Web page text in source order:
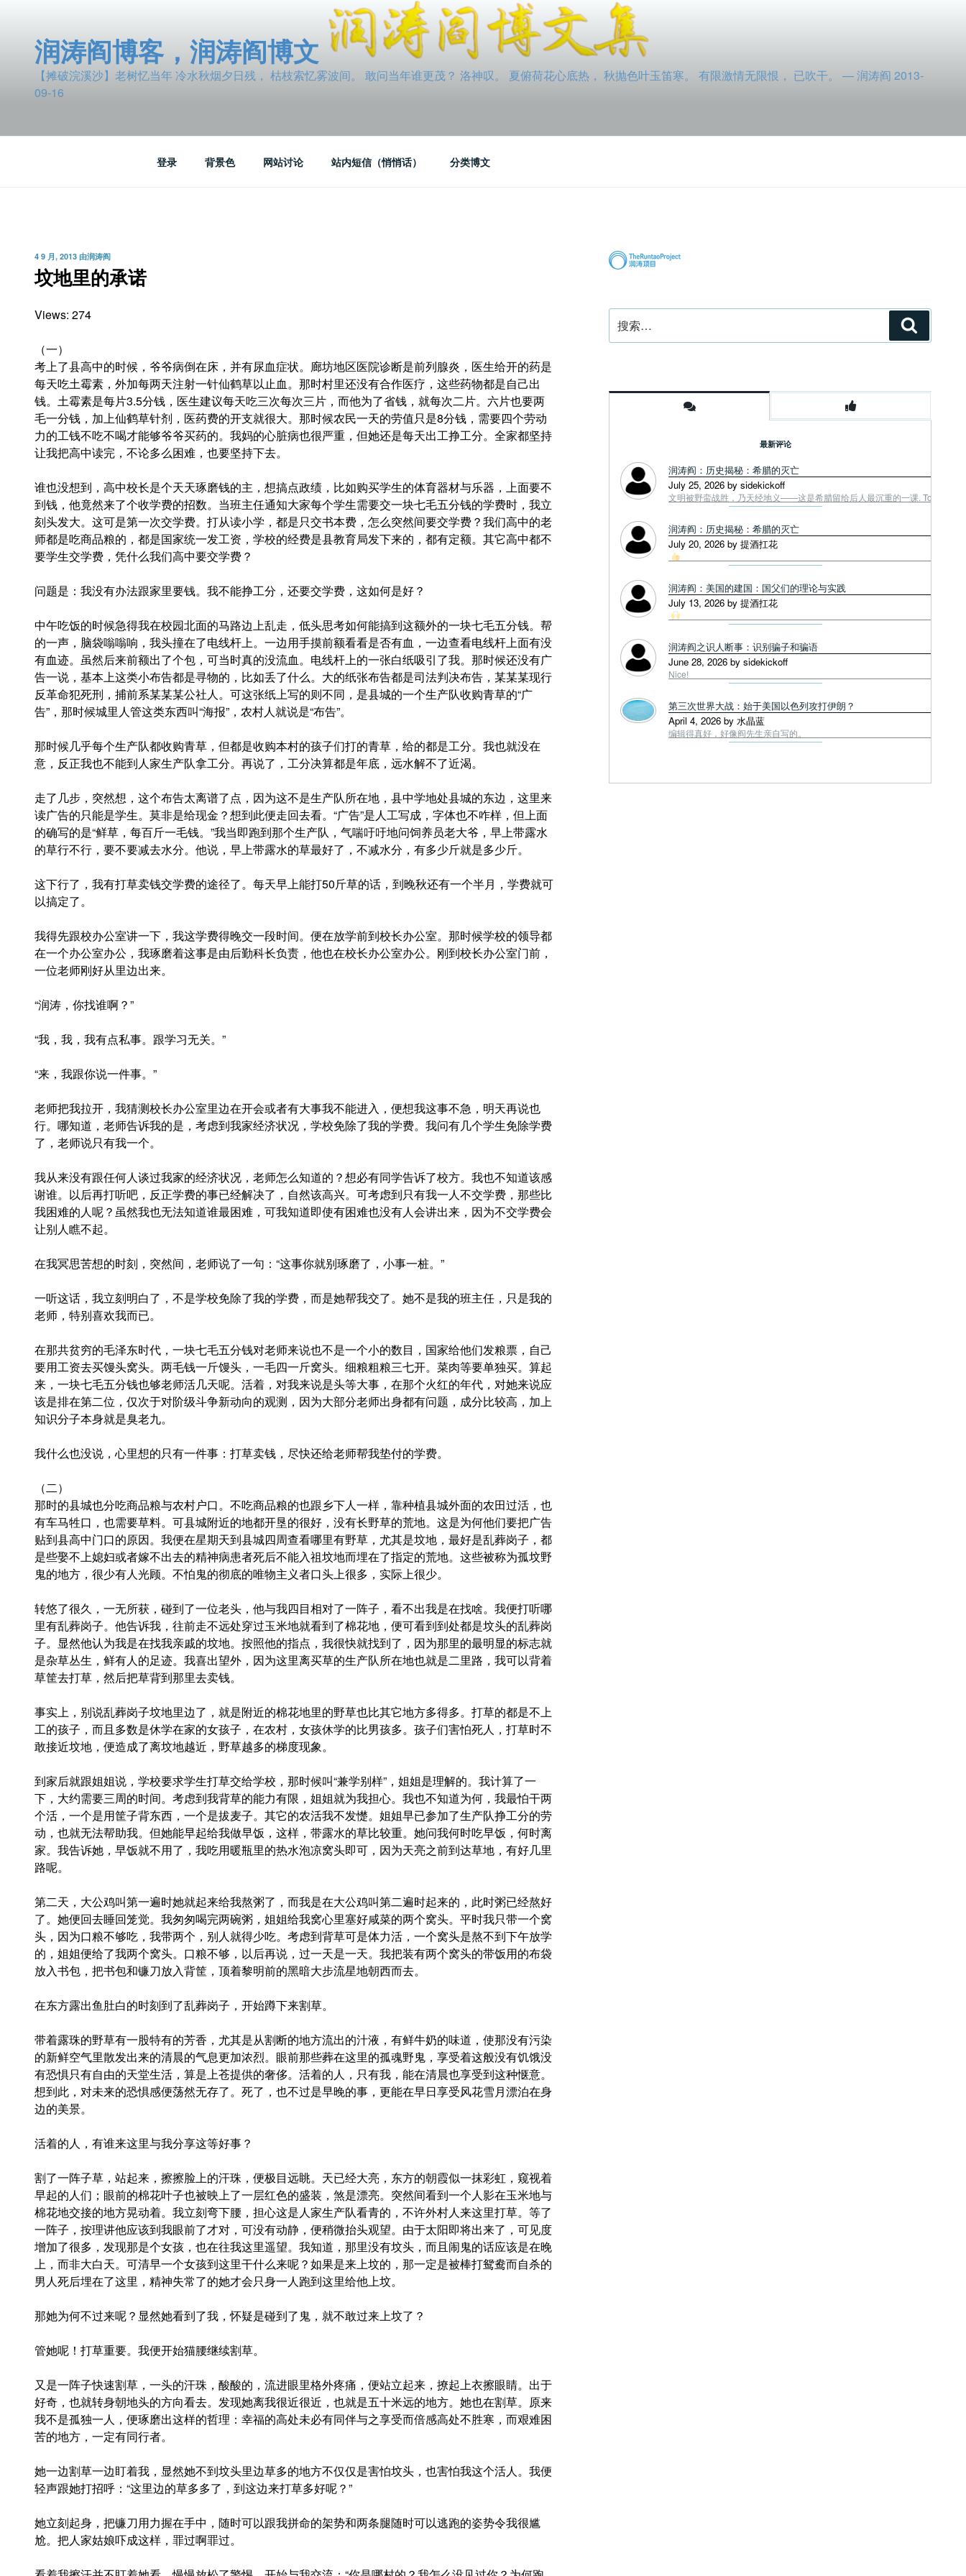
润涛阎博客，润涛阎博文
【摊破浣溪沙】老树忆当年 冷水秋烟夕日残， 枯枝索忆雾波间。 敢问当年谁更茂？ 洛神叹。 夏俯荷花心底热， 秋抛色叶玉笛寒。 有限激情无限恨， 已吹干。 — 润涛阎 2013-
09-16
登录 背景色 网站讨论 站内短信（悄悄话） 分类博文
发
布
于
4 9 月, 2013 由润涛阎
坟地里的承诺
Views: 274
（一）
考上了县高中的时候，爷爷病倒在床，并有尿血症状。廊坊地区医院诊断是前列腺炎，医生给开的药是
每天吃土霉素，外加每两天注射一针仙鹤草以止血。那时村里还没有合作医疗，这些药物都是自己出
钱。土霉素是每片3.5分钱，医生建议每天吃三次每次三片，而他为了省钱，就每次二片。六片也要两
毛一分钱，加上仙鹤草针剂，医药费的开支就很大。那时候农民一天的劳值只是8分钱，需要四个劳动
力的工钱不吃不喝才能够爷爷买药的。我妈的心脏病也很严重，但她还是每天出工挣工分。全家都坚持
让我把高中读完，不论多么困难，也要坚持下去。
谁也没想到，高中校长是个天天琢磨钱的主，想搞点政绩，比如购买学生的体育器材与乐器，上面要不
到钱，他竟然来了个收学费的招数。当班主任通知大家每个学生需要交一块七毛五分钱的学费时，我立
刻头发大。这可是第一次交学费。打从读小学，都是只交书本费，怎么突然间要交学费？我们高中的老
师都是吃商品粮的，都是国家统一发工资，学校的经费是县教育局发下来的，都有定额。其它高中都不
要学生交学费，凭什么我们高中要交学费？
问题是：我没有办法跟家里要钱。我不能挣工分，还要交学费，这如何是好？
中午吃饭的时候急得我在校园北面的马路边上乱走，低头思考如何能搞到这额外的一块七毛五分钱。帮
的一声，脑袋嗡嗡响，我头撞在了电线杆上。一边用手摸前额看看是否有血，一边查看电线杆上面有没
有血迹。虽然后来前额出了个包，可当时真的没流血。电线杆上的一张白纸吸引了我。那时候还没有广
告一说，基本上这类小布告都是寻物的，比如丢了什么。大的纸张布告都是司法判决布告，某某某现行
反革命犯死刑，捕前系某某某公社人。可这张纸上写的则不同，是县城的一个生产队收购青草的“广
告”，那时候城里人管这类东西叫“海报”，农村人就说是“布告”。
那时候几乎每个生产队都收购青草，但都是收购本村的孩子们打的青草，给的都是工分。我也就没在
意，反正我也不能到人家生产队拿工分。再说了，工分决算都是年底，远水解不了近渴。
走了几步，突然想，这个布告太离谱了点，因为这不是生产队所在地，县中学地处县城的东边，这里来
读广告的只能是学生。莫非是给现金？想到此便走回去看。“广告”是人工写成，字体也不咋样，但上面
的确写的是“鲜草，每百斤一毛钱。”我当即跑到那个生产队，气喘吁吁地问饲养员老大爷，早上带露水
的草行不行，要不要减去水分。他说，早上带露水的草最好了，不减水分，有多少斤就是多少斤。
这下行了，我有打草卖钱交学费的途径了。每天早上能打50斤草的话，到晚秋还有一个半月，学费就可
以搞定了。
我得先跟校办公室讲一下，我这学费得晚交一段时间。便在放学前到校长办公室。那时候学校的领导都
在一个办公室办公，我琢磨着这事是由后勤科长负责，他也在校长办公室办公。刚到校长办公室门前，
一位老师刚好从里边出来。
“润涛，你找谁啊？”
“我，我，我有点私事。跟学习无关。”
“来，我跟你说一件事。”
老师把我拉开，我猜测校长办公室里边在开会或者有大事我不能进入，便想我这事不急，明天再说也
行。哪知道，老师告诉我的是，考虑到我家经济状况，学校免除了我的学费。我问有几个学生免除学费
了，老师说只有我一个。
我从来没有跟任何人谈过我家的经济状况，老师怎么知道的？想必有同学告诉了校方。我也不知道该感
谢谁。以后再打听吧，反正学费的事已经解决了，自然该高兴。可考虑到只有我一人不交学费，那些比
我困难的人呢？虽然我也无法知道谁最困难，可我知道即使有困难也没有人会讲出来，因为不交学费会
让别人瞧不起。
在我冥思苦想的时刻，突然间，老师说了一句：“这事你就别琢磨了，小事一桩。”
一听这话，我立刻明白了，不是学校免除了我的学费，而是她帮我交了。她不是我的班主任，只是我的
老师，特别喜欢我而已。
在那共贫穷的毛泽东时代，一块七毛五分钱对老师来说也不是一个小的数目，国家给他们发粮票，自己
要用工资去买馒头窝头。两毛钱一斤馒头，一毛四一斤窝头。细粮粗粮三七开。菜肉等要单独买。算起
来，一块七毛五分钱也够老师活几天呢。活着，对我来说是头等大事，在那个火红的年代，对她来说应
该是排在第二位，仅次于对阶级斗争新动向的观测，因为大部分老师出身都有问题，成分比较高，加上
知识分子本身就是臭老九。
我什么也没说，心里想的只有一件事：打草卖钱，尽快还给老师帮我垫付的学费。
（二）
那时的县城也分吃商品粮与农村户口。不吃商品粮的也跟乡下人一样，靠种植县城外面的农田过活，也
有车马牲口，也需要草料。可县城附近的地都开垦的很好，没有长野草的荒地。这是为何他们要把广告
贴到县高中门口的原因。我便在星期天到县城四周查看哪里有野草，尤其是坟地，最好是乱葬岗子，都
是些娶不上媳妇或者嫁不出去的精神病患者死后不能入祖坟地而埋在了指定的荒地。这些被称为孤坟野
鬼的地方，很少有人光顾。不怕鬼的彻底的唯物主义者口头上很多，实际上很少。
转悠了很久，一无所获，碰到了一位老头，他与我四目相对了一阵子，看不出我是在找啥。我便打听哪
里有乱葬岗子。他告诉我，往前走不远处穿过玉米地就看到了棉花地，便可看到到处都是坟头的乱葬岗
子。显然他认为我是在找我亲戚的坟地。按照他的指点，我很快就找到了，因为那里的最明显的标志就
是杂草丛生，鲜有人的足迹。我喜出望外，因为这里离买草的生产队所在地也就是二里路，我可以背着
草筐去打草，然后把草背到那里去卖钱。
事实上，别说乱葬岗子坟地里边了，就是附近的棉花地里的野草也比其它地方多得多。打草的都是不上
工的孩子，而且多数是休学在家的女孩子，在农村，女孩休学的比男孩多。孩子们害怕死人，打草时不
敢接近坟地，便造成了离坟地越近，野草越多的梯度现象。
到家后就跟姐姐说，学校要求学生打草交给学校，那时候叫“兼学别样”，姐姐是理解的。我计算了一
下，大约需要三周的时间。考虑到我背草的能力有限，姐姐就为我担心。我也不知道为何，我最怕干两
个活，一个是用筐子背东西，一个是拔麦子。其它的农活我不发憷。姐姐早已参加了生产队挣工分的劳
动，也就无法帮助我。但她能早起给我做早饭，这样，带露水的草比较重。她问我何时吃早饭，何时离
家。我告诉她，早饭就不用了，我吃用暖瓶里的热水泡凉窝头即可，因为天亮之前到达草地，有好几里
路呢。
第二天，大公鸡叫第一遍时她就起来给我熬粥了，而我是在大公鸡叫第二遍时起来的，此时粥已经熬好
了。她便回去睡回笼觉。我匆匆喝完两碗粥，姐姐给我窝心里塞好咸菜的两个窝头。平时我只带一个窝
头，因为口粮不够吃，我带两个，别人就得少吃。考虑到背草可是体力活，一个窝头是熬不到下午放学
的，姐姐便给了我两个窝头。口粮不够，以后再说，过一天是一天。我把装有两个窝头的带饭用的布袋
放入书包，把书包和镰刀放入背筐，顶着黎明前的黑暗大步流星地朝西而去。
在东方露出鱼肚白的时刻到了乱葬岗子，开始蹲下来割草。
带着露珠的野草有一股特有的芳香，尤其是从割断的地方流出的汁液，有鲜牛奶的味道，使那没有污染
的新鲜空气里散发出来的清晨的气息更加浓烈。眼前那些葬在这里的孤魂野鬼，享受着这般没有饥饿没
有恐惧只有自由的天堂生活，算是上苍提供的奢侈。活着的人，只有我，能在清晨也享受到这种惬意。
想到此，对未来的恐惧感便荡然无存了。死了，也不过是早晚的事，更能在早日享受风花雪月漂泊在身
边的美景。
活着的人，有谁来这里与我分享这等好事？
割了一阵子草，站起来，擦擦脸上的汗珠，便极目远眺。天已经大亮，东方的朝霞似一抹彩虹，窥视着
早起的人们；眼前的棉花叶子也被映上了一层红色的盛装，煞是漂亮。突然间看到一个人影在玉米地与
棉花地交接的地方晃动着。我立刻弯下腰，担心这是人家生产队看青的，不许外村人来这里打草。等了
一阵子，按理讲他应该到我眼前了才对，可没有动静，便稍微抬头观望。由于太阳即将出来了，可见度
增加了很多，发现那是个女孩，也在往我这里遥望。我知道，那里没有坟头，而且闹鬼的话应该是在晚
上，而非大白天。可清早一个女孩到这里干什么来呢？如果是来上坟的，那一定是被棒打鸳鸯而自杀的
男人死后埋在了这里，精神失常了的她才会只身一人跑到这里给他上坟。
那她为何不过来呢？显然她看到了我，怀疑是碰到了鬼，就不敢过来上坟了？
管她呢！打草重要。我便开始猫腰继续割草。
又是一阵子快速割草，一头的汗珠，酸酸的，流进眼里格外疼痛，便站立起来，撩起上衣擦眼睛。出于
好奇，也就转身朝地头的方向看去。发现她离我很近很近，也就是五十米远的地方。她也在割草。原来
我不是孤独一人，便琢磨出这样的哲理：幸福的高处未必有同伴与之享受而倍感高处不胜寒，而艰难困
苦的地方，一定有同行者。
她一边割草一边盯着我，显然她不到坟头里边草多的地方不仅仅是害怕坟头，也害怕我这个活人。我便
轻声跟她打招呼：“这里边的草多多了，到这边来打草多好呢？”
她立刻起身，把镰刀用力握在手中，随时可以跟我拼命的架势和两条腿随时可以逃跑的姿势令我很尴
尬。把人家姑娘吓成这样，罪过啊罪过。
索：
索
最新评论
润涛阎：历史揭秘：希腊的灭亡
July 25, 2026 by sidekickoff
文明被野蛮战胜，乃天经地义——这是希腊留给后人最沉重的一课. Tough
润涛阎：历史揭秘：希腊的灭亡
July 20, 2026 by 提酒扛花
润涛阎：美国的建国：国父们的理论与实践
July 13, 2026 by 提酒扛花
润涛阎之识人断事：识别骗子和骗语
June 28, 2026 by sidekickoff
Nice!
第三次世界大战：始于美国以色列攻打伊朗？
April 4, 2026 by 水晶蓝
编辑得真好，好像阎先生亲自写的。